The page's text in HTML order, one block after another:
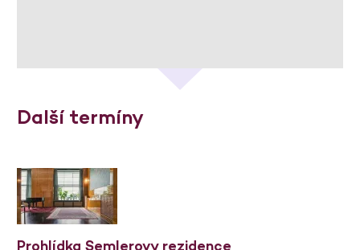
Další termíny
Prohlídka Semlerovy rezidence